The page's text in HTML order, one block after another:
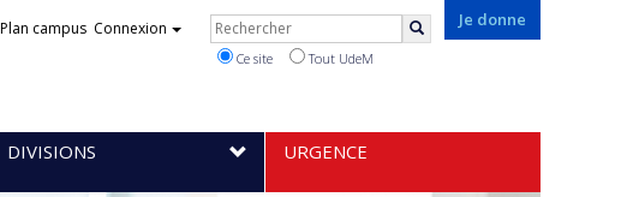
Je donne
Plan campus Connexion Rechercher
Ce site Tout UdeM
DIVISIONS URGENCE